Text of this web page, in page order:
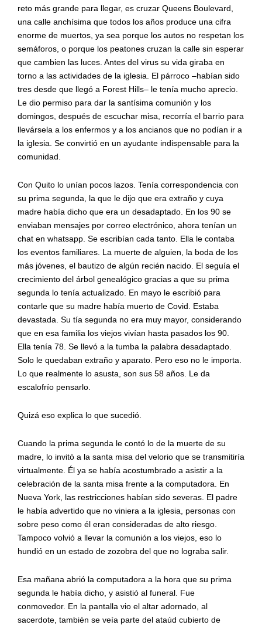
reto más grande para llegar, es cruzar Queens Boulevard,
una calle anchísima que todos los años produce una cifra
enorme de muertos, ya sea porque los autos no respetan los
semáforos, o porque los peatones cruzan la calle sin esperar
que cambien las luces. Antes del virus su vida giraba en
torno a las actividades de la iglesia. El párroco –habían sido
tres desde que llegó a Forest Hills– le tenía mucho aprecio.
Le dio permiso para dar la santísima comunión y los
domingos, después de escuchar misa, recorría el barrio para
llevársela a los enfermos y a los ancianos que no podían ir a
la iglesia. Se convirtió en un ayudante indispensable para la
comunidad.
Con Quito lo unían pocos lazos. Tenía correspondencia con
su prima segunda, la que le dijo que era extraño y cuya
madre había dicho que era un desadaptado. En los 90 se
enviaban mensajes por correo electrónico, ahora tenían un
chat en whatsapp. Se escribían cada tanto. Ella le contaba
los eventos familiares. La muerte de alguien, la boda de los
más jóvenes, el bautizo de algún recién nacido. El seguía el
crecimiento del árbol genealógico gracias a que su prima
segunda lo tenía actualizado. En mayo le escribió para
contarle que su madre había muerto de Covid. Estaba
devastada. Su tía segunda no era muy mayor, considerando
que en esa familia los viejos vivían hasta pasados los 90.
Ella tenía 78. Se llevó a la tumba la palabra desadaptado.
Solo le quedaban extraño y aparato. Pero eso no le importa.
Lo que realmente lo asusta, son sus 58 años. Le da
escalofrío pensarlo.
Quizá eso explica lo que sucedió.
Cuando la prima segunda le contó lo de la muerte de su
madre, lo invitó a la santa misa del velorio que se transmitiría
virtualmente. Él ya se había acostumbrado a asistir a la
celebración de la santa misa frente a la computadora. En
Nueva York, las restricciones habían sido severas. El padre
le había advertido que no viniera a la iglesia, personas con
sobre peso como él eran consideradas de alto riesgo.
Tampoco volvió a llevar la comunión a los viejos, eso lo
hundió en un estado de zozobra del que no lograba salir.
Esa mañana abrió la computadora a la hora que su prima
segunda le había dicho, y asistió al funeral. Fue
conmovedor. En la pantalla vio el altar adornado, al
sacerdote, también se veía parte del ataúd cubierto de